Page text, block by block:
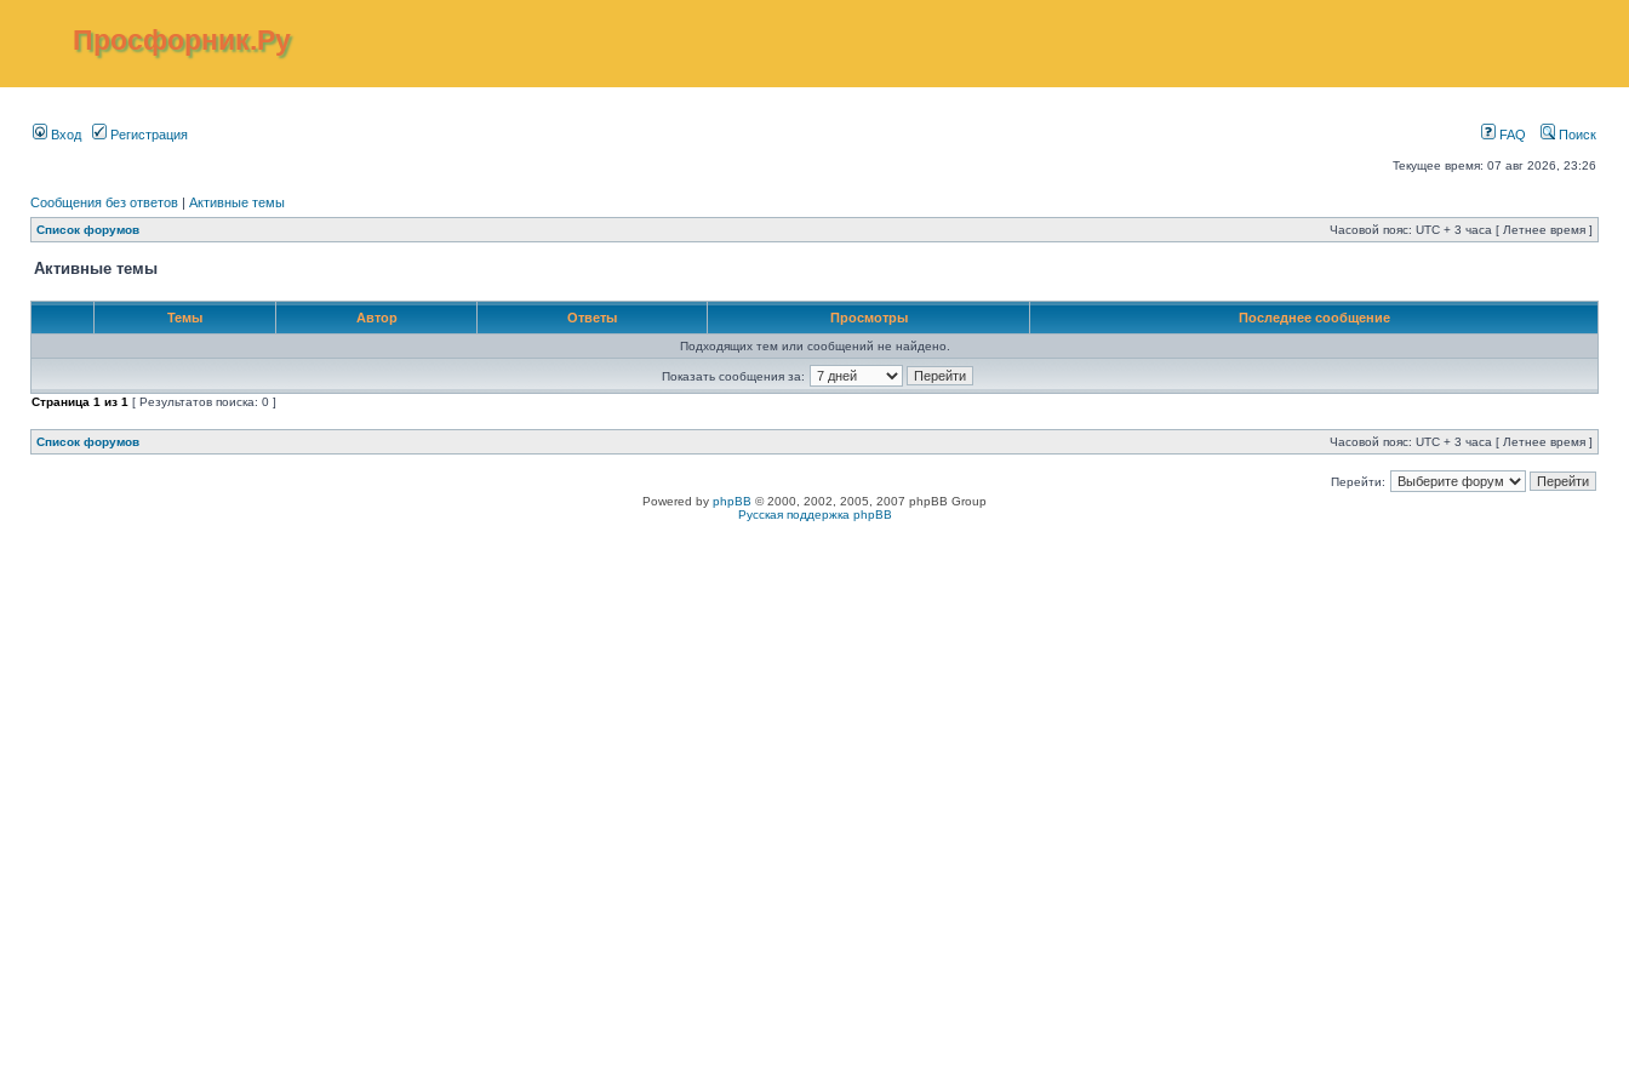
Просфорник.Ру
Вход Регистрация FAQ Поиск
Текущее время: 07 авг 2026, 23:26
Сообщения без ответов | Активные темы
Список форумов Часовой пояс: UTC + 3 часа [ Летнее время ]
Активные темы
Темы Автор Ответы Просмотры Последнее сообщение
Подходящих тем или сообщений не найдено.
Показать сообщения за:
Страница 1 из 1 [ Результатов поиска: 0 ]
Список форумов Часовой пояс: UTC + 3 часа [ Летнее время ]
Перейти:
Powered by phpBB © 2000, 2002, 2005, 2007 phpBB Group
Русская поддержка phpBB